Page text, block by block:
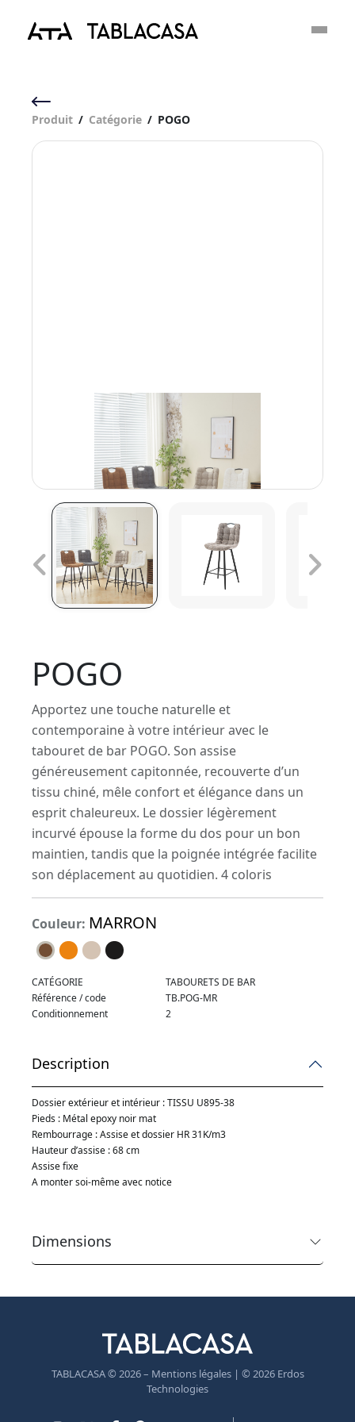
Produit / Catégorie / POGO
POGO
Apportez une touche naturelle et
contemporaine à votre intérieur avec le
tabouret de bar POGO. Son assise
généreusement capitonnée, recouverte d’un
tissu chiné, mêle confort et élégance dans un
esprit chaleureux. Le dossier légèrement
incurvé épouse la forme du dos pour un bon
maintien, tandis que la poignée intégrée facilite
son déplacement au quotidien. 4 coloris
Couleur: MARRON
CATÉGORIE
TABOURETS DE BAR
Référence / code
TB.POG-MR
Conditionnement
2
Description
Dossier extérieur et intérieur : TISSU U895-38
Pieds : Métal epoxy noir mat
Rembourrage : Assise et dossier HR 31K/m3
Hauteur d’assise : 68 cm
Assise fixe
A monter soi-même avec notice
Dimensions
TABLACASA © 2026 – Mentions légales | © 2026 Erdos
Technologies